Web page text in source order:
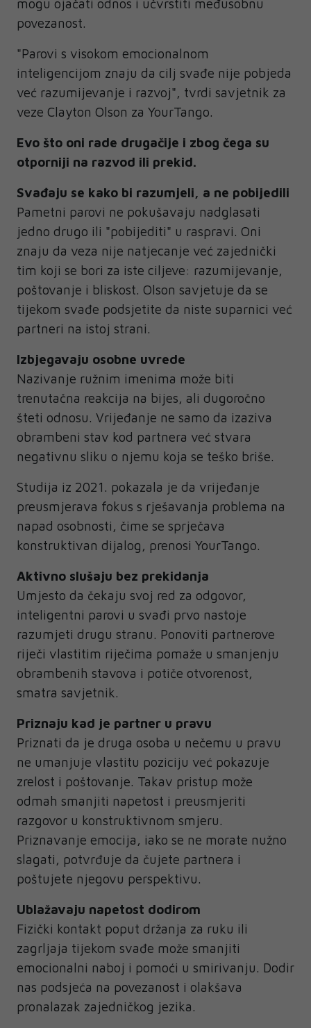
mogu ojačati odnos i učvrstiti međusobnu
povezanost.
"Parovi s visokom emocionalnom
inteligencijom znaju da cilj svađe nije pobjeda
već razumijevanje i razvoj", tvrdi savjetnik za
veze Clayton Olson za YourTango.
Evo što oni rade drugačije i zbog čega su
otporniji na razvod ili prekid.
Svađaju se kako bi razumjeli, a ne pobijedili
Pametni parovi ne pokušavaju nadglasati
jedno drugo ili "pobijediti" u raspravi. Oni
znaju da veza nije natjecanje već zajednički
tim koji se bori za iste ciljeve: razumijevanje,
poštovanje i bliskost. Olson savjetuje da se
tijekom svađe podsjetite da niste suparnici već
partneri na istoj strani.
Izbjegavaju osobne uvrede
Nazivanje ružnim imenima može biti
trenutačna reakcija na bijes, ali dugoročno
šteti odnosu. Vrijeđanje ne samo da izaziva
obrambeni stav kod partnera već stvara
negativnu sliku o njemu koja se teško briše.
Studija iz 2021. pokazala je da vrijeđanje
preusmjerava fokus s rješavanja problema na
napad osobnosti, čime se sprječava
konstruktivan dijalog, prenosi YourTango.
Aktivno slušaju bez prekidanja
Umjesto da čekaju svoj red za odgovor,
inteligentni parovi u svađi prvo nastoje
razumjeti drugu stranu. Ponoviti partnerove
riječi vlastitim riječima pomaže u smanjenju
obrambenih stavova i potiče otvorenost,
smatra savjetnik.
Priznaju kad je partner u pravu
Priznati da je druga osoba u nečemu u pravu
ne umanjuje vlastitu poziciju već pokazuje
zrelost i poštovanje. Takav pristup može
odmah smanjiti napetost i preusmjeriti
razgovor u konstruktivnom smjeru.
Priznavanje emocija, iako se ne morate nužno
slagati, potvrđuje da čujete partnera i
poštujete njegovu perspektivu.
Ublažavaju napetost dodirom
Fizički kontakt poput držanja za ruku ili
zagrljaja tijekom svađe može smanjiti
emocionalni naboj i pomoći u smirivanju. Dodir
nas podsjeća na povezanost i olakšava
pronalazak zajedničkog jezika.